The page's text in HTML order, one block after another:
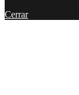
Cerrar